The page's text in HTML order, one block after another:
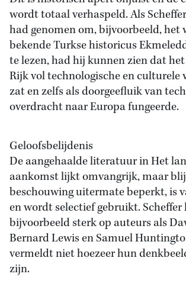
wordt totaal verhaspeld. Als
had genomen om, bijvoorbeeld, het
bekende Turkse historicus
te lezen, had hij kunnen zien dat
Rijk vol technologische en culturele
zat en zelfs als doorgeefluik van
overdracht naar Europa fungeerde.
Geloofsbelijdenis
De aangehaalde literatuur in Het
aankomst lijkt omvangrijk, maar
beschouwing uitermate beperkt, is
en wordt selectief gebruikt.
bijvoorbeeld sterk op auteurs als
Bernard Lewis en Samuel
vermeldt niet hoezeer hun
zijn.